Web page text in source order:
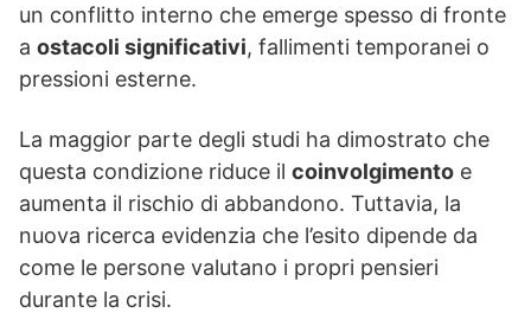
un conflitto interno che emerge spesso di fronte
a ostacoli significativi, fallimenti temporanei o
pressioni esterne.
La maggior parte degli studi ha dimostrato che
questa condizione riduce il coinvolgimento e
aumenta il rischio di abbandono. Tuttavia, la
nuova ricerca evidenzia che l’esito dipende da
come le persone valutano i propri pensieri
durante la crisi.